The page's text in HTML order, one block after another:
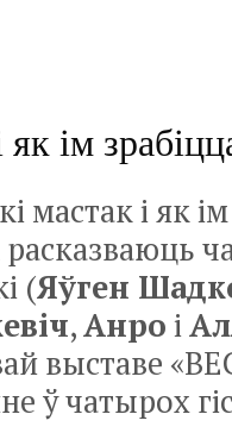
ім
мастак і як
(Яўген
,Анро і
выставе
ў чатырох